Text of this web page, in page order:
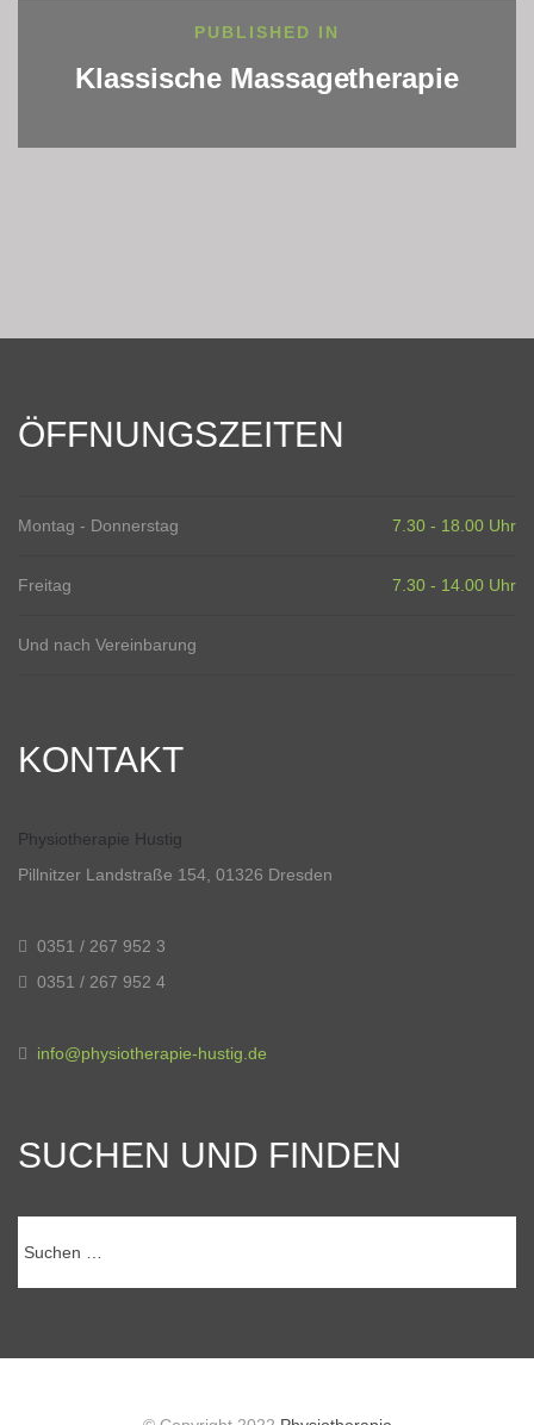
PUBLISHED IN
Klassische Massagetherapie
ÖFFNUNGSZEITEN
Montag - Donnerstag 7.30 - 18.00 Uhr
Freitag 7.30 - 14.00 Uhr
Und nach Vereinbarung
KONTAKT
Physiotherapie Hustig
Pillnitzer Landstraße 154, 01326 Dresden
0351 / 267 952 3
0351 / 267 952 4
info@physiotherapie-hustig.de
SUCHEN UND FINDEN